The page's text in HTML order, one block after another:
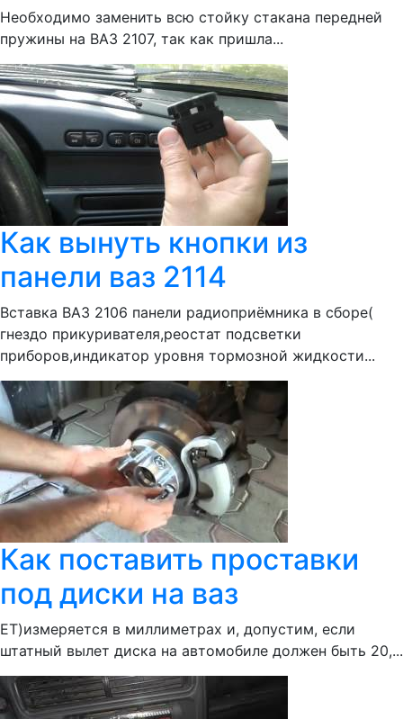
Необходимо заменить всю стойку стакана передней
пружины на ВАЗ 2107, так как пришла...
Как вынуть кнопки из
панели ваз 2114
Вставка ВАЗ 2106 панели радиоприёмника в сборе(
гнездо прикуривателя,реостат подсветки
приборов,индикатор уровня тормозной жидкости...
Как поставить проставки
под диски на ваз
ЕТ)измеряется в миллиметрах и, допустим, если
штатный вылет диска на автомобиле должен быть 20,...